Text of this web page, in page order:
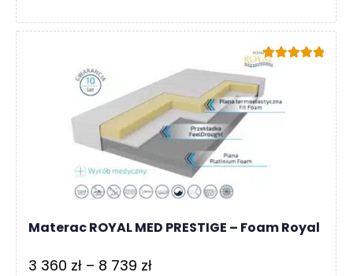
od
030 zł
do
8
865 zł
Materac ROYAL MED PRESTIGE – Foam Royal
Oceniono
5.00
3 360 zł – 8 739 złZakres